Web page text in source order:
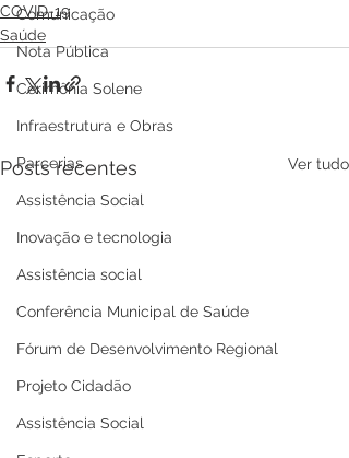
Comunicação
Nota Pública
Cerimônia Solene
Infraestrutura e Obras
Parcerias
Assistência Social
Inovação e tecnologia
Assistência social
Conferência Municipal de Saúde
Fórum de Desenvolvimento Regional
Projeto Cidadão
Assistência Social
COVID-19
Saúde
Posts recentes Ver tudo